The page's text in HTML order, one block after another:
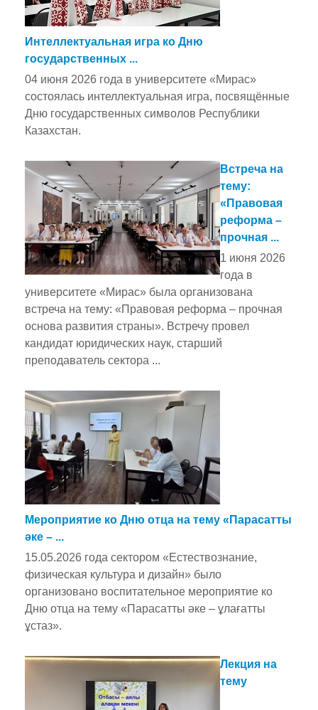
Интеллектуальная игра ко Дню
государственных ...
04 июня 2026 года в университете «Мирас»
состоялась интеллектуальная игра, посвящённые
Дню государственных символов Республики
Казахстан.
Встреча на
тему:
«Правовая
реформа –
прочная ...
1 июня 2026
года в
университете «Мирас» была организована
встреча на тему: «Правовая реформа – прочная
основа развития страны». Встречу провел
кандидат юридических наук, старший
преподаватель сектора ...
Мероприятие ко Дню отца на тему «Парасатты
әке – ...
15.05.2026 года сектором «Естествознание,
физическая культура и дизайн» было
организовано воспитательное мероприятие ко
Дню отца на тему «Парасатты әке – ұлағатты
ұстаз».
Лекция на
тему